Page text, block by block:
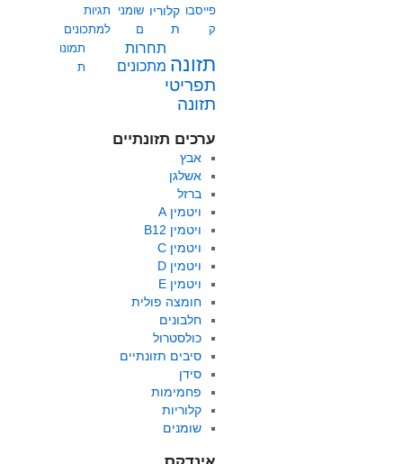
פייסבו
ק
קלוריו
ת
שומני
ם
תגיות
למתכונים
תזונה
תחרות
מתכונים
תמונו
ת
תפריטי
תזונה
ערכים תזונתיים
אבץ
אשלגן
ברזל
ויטמין A
ויטמין B12
ויטמין C
ויטמין D
ויטמין E
חומצה פולית
חלבונים
כולסטרול
סיבים תזונתיים
סידן
פחמימות
קלוריות
שומנים